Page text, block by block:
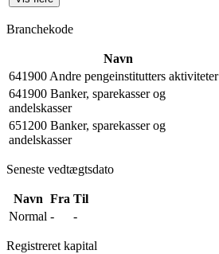
Branchekode
Navn
641900 Andre pengeinstitutters aktiviteter
641900 Banker, sparekasser og
andelskasser
651200 Banker, sparekasser og
andelskasser
Seneste vedtægtsdato
Navn Fra Til
Normal - -
Registreret kapital